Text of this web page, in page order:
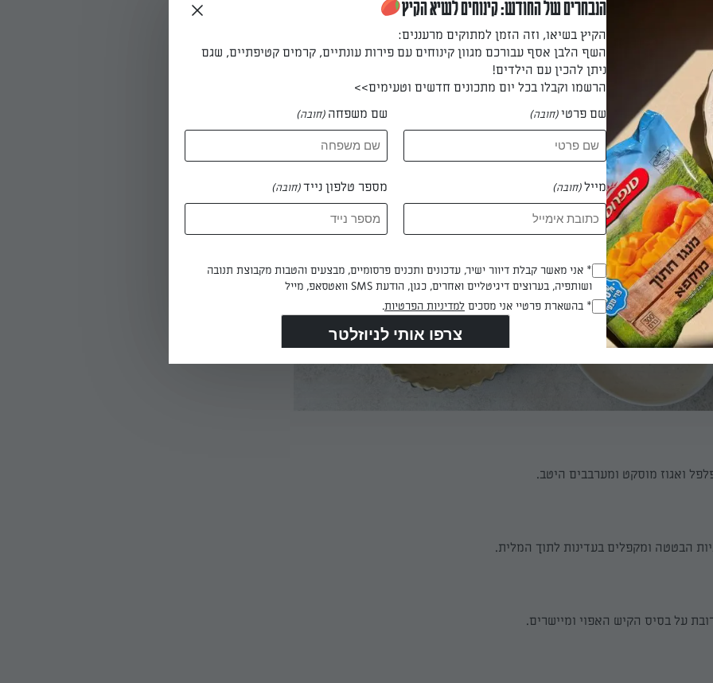
שמנת חמוצה, גבינה בולגרית, פירורי גבינה, שמנת לבישול וביצים.
ואגוז מוסקט ומערבבים היטב.
הבטטה ומקפלים בעדינות לתוך המלית.
על בסיס הקיש האפוי ומיישרים.
הנבחרים של החודש: קינוחים לשיא הקיץ
הקיץ בשיאו, וזה הזמן למתוקים מרעננים:
השף הלבן אסף עבורכם מגוון קינוחים עם פירות עונתיים, קרמים קטיפתיים, שגם
ניתן להכין עם הילדים!
הרשמו וקבלו בכל יום מתכונים חדשים וטעימים>>
שם פרטי(חובה) שם משפחה (חובה)
מייל(חובה) מספר טלפון נייד(חובה)
Opt_In
(חובה)
* אני מאשר קבלת דיוור ישיר, עדכונים ותכנים פרסומיים, מבצעים והטבות מקבוצת תנובה
ושותפיה, בערוצים דיגיטליים ואחרים, כגון, הודעת SMS וואטסאפ, מייל
RegulationsApproved
* בהשארת פרטיי אני מסכים למדיניות הפרטיות.